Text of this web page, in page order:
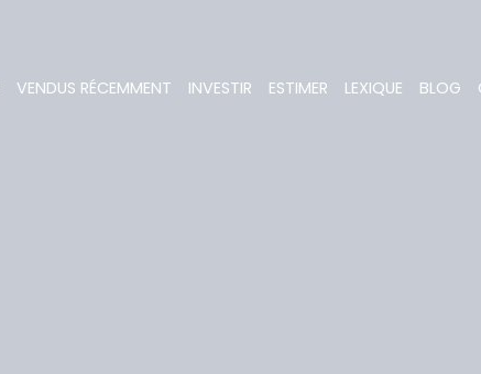
VENDUS RÉCEMMENT INVESTIR ESTIMER LEXIQUE BLOG